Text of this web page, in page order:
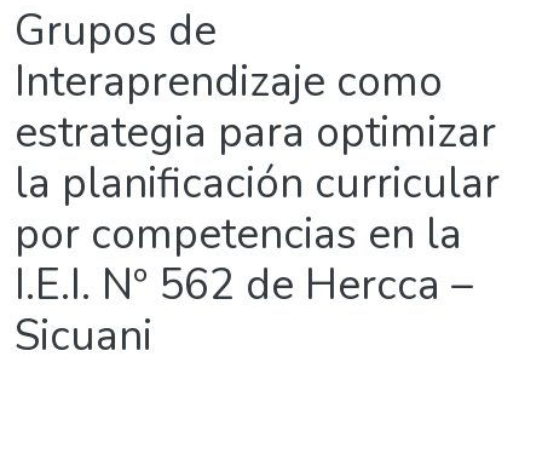
Grupos de
Interaprendizaje como
estrategia para optimizar
la planificación curricular
por competencias en la
I.E.I. Nº 562 de Hercca –
Sicuani